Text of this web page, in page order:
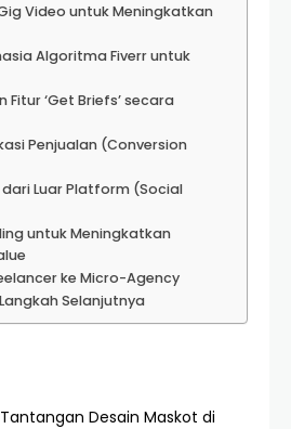
Video untuk Meningkatkan
Algoritma Fiverr untuk
Fitur ‘Get Briefs’ secara
Penjualan (Conversion
Luar Platform (Social
untuk Meningkatkan
ke Micro-Agency
Selanjutnya
Desain Maskot di